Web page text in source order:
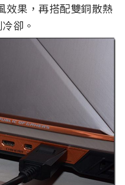
效果，再搭配雙銅散熱
卻。